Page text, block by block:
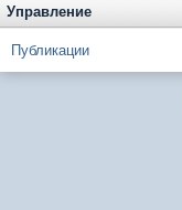
Управление
Публикации